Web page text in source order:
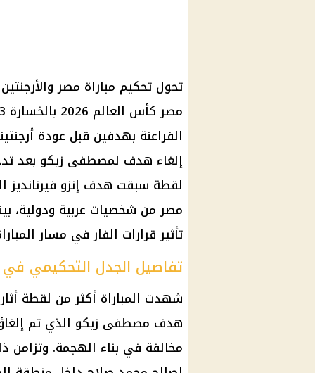
تحول تحكيم مباراة مصر
الفراعنة بهدفين قبل عودة
إلغاء هدف لمصطفى زيكو بعد
لقطة سبقت هدف إنزو فيرنانديز
مصر من شخصيات عربية ودولية،
تأثير قرارات الفار في مسار
تفاصيل الجدل التحكيمي في
شهدت المباراة أكثر من لقطة
هدف مصطفى زيكو الذي تم
مخالفة في بناء الهجمة.